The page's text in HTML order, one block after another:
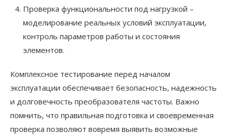
Проверка функциональности под нагрузкой –
моделирование реальных условий эксплуатации,
контроль параметров работы и состояния
элементов.
Комплексное тестирование перед началом
эксплуатации обеспечивает безопасность, надежность
и долговечность преобразователя частоты. Важно
помнить, что правильная подготовка и своевременная
проверка позволяют вовремя выявить возможные